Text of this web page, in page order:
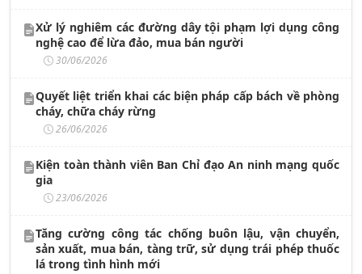
Xử lý nghiêm các đường dây tội phạm lợi dụng công
nghệ cao để lừa đảo, mua bán người
30/06/2026
Quyết liệt triển khai các biện pháp cấp bách về phòng
cháy, chữa cháy rừng
26/06/2026
Kiện toàn thành viên Ban Chỉ đạo An ninh mạng quốc
gia
23/06/2026
Tăng cường công tác chống buôn lậu, vận chuyển,
sản xuất, mua bán, tàng trữ, sử dụng trái phép thuốc
lá trong tình hình mới